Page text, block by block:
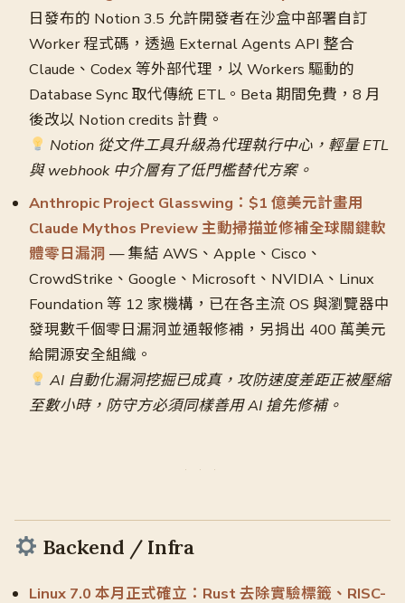
日發布的 Notion 3.5 允許開發者在沙盒中部署自訂
Worker 程式碼，透過 External Agents API 整合
Claude、Codex 等外部代理，以 Workers 驅動的
Database Sync 取代傳統 ETL。Beta 期間免費，8 月
後改以 Notion credits 計費。
Notion 從文件工具升級為代理執行中心，輕量 ETL
與 webhook 中介層有了低門檻替代方案。
Anthropic Project Glasswing：$1 億美元計畫用
Claude Mythos Preview 主動掃描並修補全球關鍵軟
體零日漏洞 — 集結 AWS、Apple、Cisco、
CrowdStrike、Google、Microsoft、NVIDIA、Linux
Foundation 等 12 家機構，已在各主流 OS 與瀏覽器中
發現數千個零日漏洞並通報修補，另捐出 400 萬美元
給開源安全組織。
AI 自動化漏洞挖掘已成真，攻防速度差距正被壓縮
至數小時，防守方必須同樣善用 AI 搶先修補。
Backend / Infra
Linux 7.0 本月正式確立：Rust 去除實驗標籤、RISC-